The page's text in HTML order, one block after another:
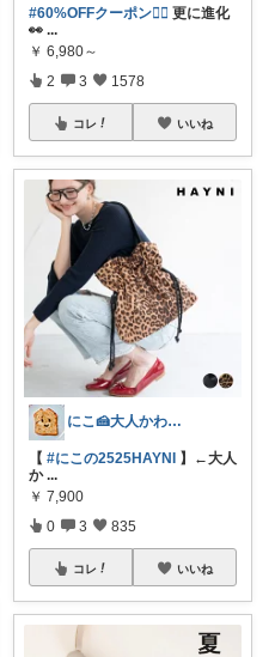
#60%OFFクーポン❤️‍🔥 更に進化
👀 ...
￥ 6,980～
2 3 1578
コレ いいね
にこ🍰大人かわいいコレクション
【 #にこの2525HAYNI 】←大人
か ...
￥ 7,900
0 3 835
コレ いいね